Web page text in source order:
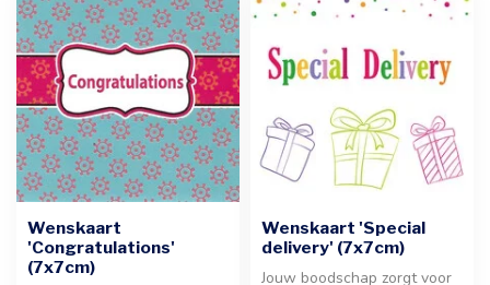
Wenskaart
'Congratulations'
(7x7cm)
Wenskaart 'Special
delivery' (7x7cm)
Jouw boodschap zorgt voor